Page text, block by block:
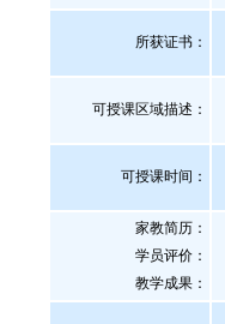
所获证书 ：
可授课区域描述：
可授课时间：
家教简历：
学员评价：
教学成果：